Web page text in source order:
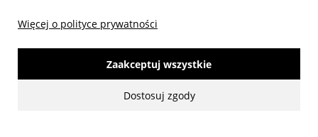
Więcej o polityce prywatności
Dostosuj zgody
Zaakceptuj wszystkie